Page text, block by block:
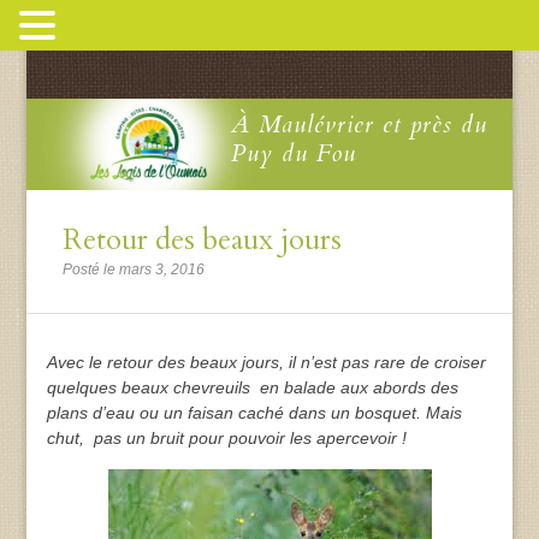
À Maulévrier et près du
Puy du Fou
Retour des beaux jours
Posté le mars 3, 2016
Avec le retour des beaux jours, il n’est pas rare de croiser
quelques beaux chevreuils en balade aux abords des
plans d’eau ou un faisan caché dans un bosquet. Mais
chut, pas un bruit pour pouvoir les apercevoir !